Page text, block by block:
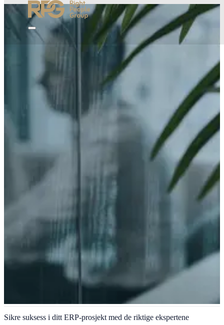
Implementering og tilpasning av ERP-systemer
Sikre suksess i ditt ERP-prosjekt med de riktige ekspertene